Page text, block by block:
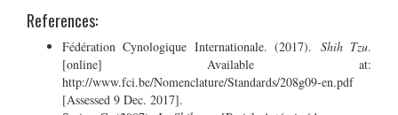
References:
Fédération Cynologique Internationale. (2017). Shih Tzu.
[online] Available at:
http://www.fci.be/Nomenclature/Standards/208g09-en.pdf
[Assessed 9 Dec. 2017].